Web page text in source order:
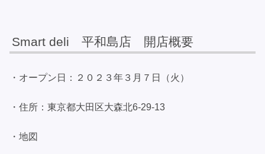
Smart deli 平和島店 開店概要
・オープン日：２０２３年３月７日（火）
・住所：東京都大田区大森北6-29-13
・地図